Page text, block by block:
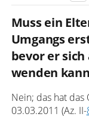
Muss ein
Umgangs
bevor er
wenden
Nein; das hat das
03.03.2011 (Az. II-